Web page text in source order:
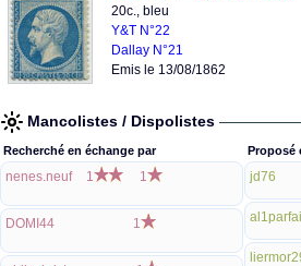
20c., bleu
Y&T N°22
Dallay N°21
Emis le 13/08/1862
Mancolistes / Dispolistes
Recherché en échange par
nenes.neuf 1 1
DOMI44 1
Proposé
jd76